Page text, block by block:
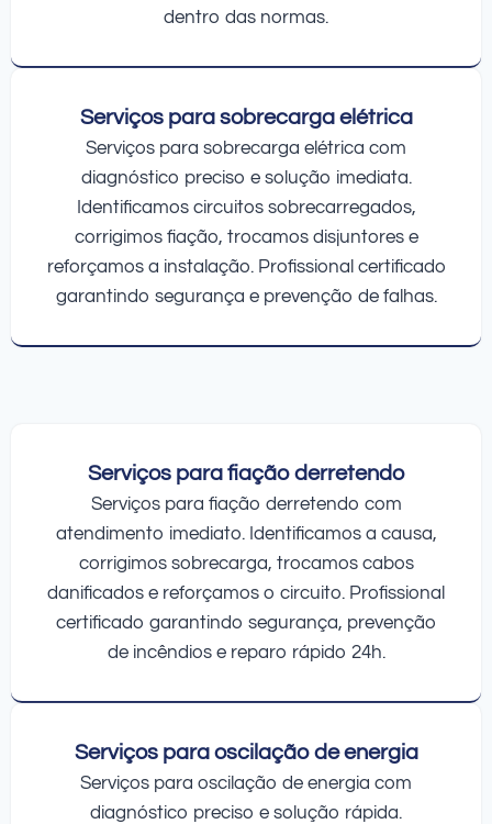
dentro das normas.
Serviços para sobrecarga elétrica
Serviços para sobrecarga elétrica com
diagnóstico preciso e solução imediata.
Identificamos circuitos sobrecarregados,
corrigimos fiação, trocamos disjuntores e
reforçamos a instalação. Profissional certificado
garantindo segurança e prevenção de falhas.
Serviços para fiação derretendo
Serviços para fiação derretendo com
atendimento imediato. Identificamos a causa,
corrigimos sobrecarga, trocamos cabos
danificados e reforçamos o circuito. Profissional
certificado garantindo segurança, prevenção
de incêndios e reparo rápido 24h.
Serviços para oscilação de energia
Serviços para oscilação de energia com
diagnóstico preciso e solução rápida.